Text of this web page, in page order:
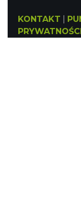
KONTAKT
PRYWATNOŚCI